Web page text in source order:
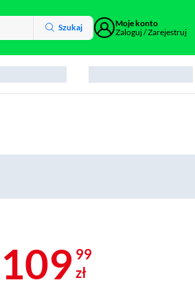
Szukaj
Moje konto
Zaloguj / Zarejestruj
109 99
zł